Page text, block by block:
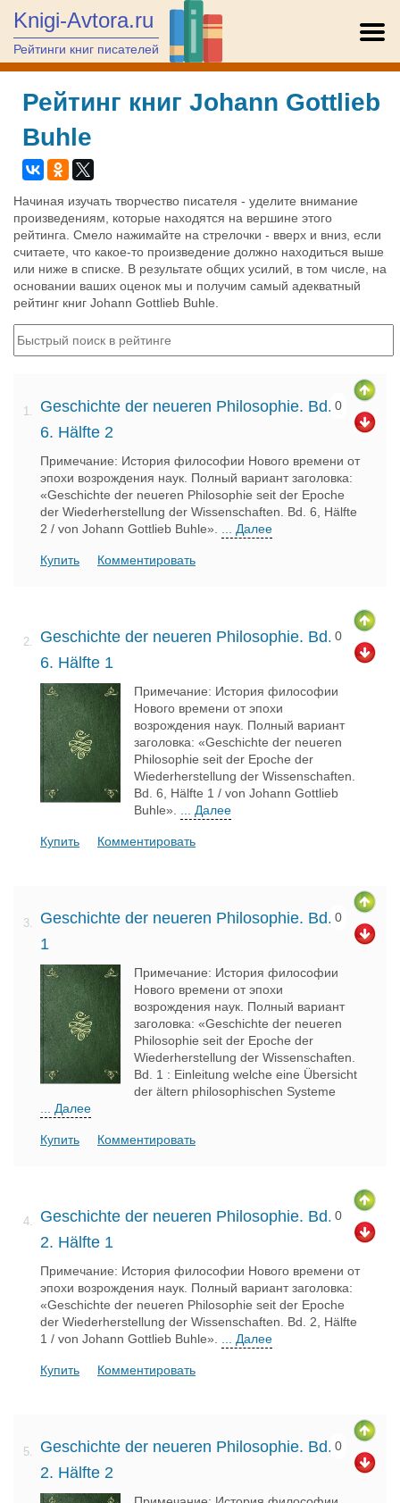
Knigi-Avtora.ru
Рейтинги книг писателей
Рейтинг книг Johann Gottlieb
Buhle
Начиная изучать творчество писателя - уделите внимание
произведениям, которые находятся на вершине этого
рейтинга. Смело нажимайте на стрелочки - вверх и вниз, если
считаете, что какое-то произведение должно находиться выше
или ниже в списке. В результате общих усилий, в том числе, на
основании ваших оценок мы и получим самый адекватный
рейтинг книг Johann Gottlieb Buhle.
1.
Geschichte der neueren Philosophie. Bd.
6. Hälfte 2
0
Примечание: История философии Нового времени от
эпохи возрождения наук. Полный вариант заголовка:
«Geschichte der neueren Philosophie seit der Epoche
der Wiederherstellung der Wissenschaften. Bd. 6, Hälfte
2 / von Johann Gottlieb Buhle».
... Далее
Купить Комментировать
2.
Geschichte der neueren Philosophie. Bd.
6. Hälfte 1
0
Примечание: История философии
Нового времени от эпохи
возрождения наук. Полный вариант
заголовка: «Geschichte der neueren
Philosophie seit der Epoche der
Wiederherstellung der Wissenschaften.
Bd. 6, Hälfte 1 / von Johann Gottlieb
Buhle».
... Далее
Купить Комментировать
3.
Geschichte der neueren Philosophie. Bd.
1
0
Примечание: История философии
Нового времени от эпохи
возрождения наук. Полный вариант
заголовка: «Geschichte der neueren
Philosophie seit der Epoche der
Wiederherstellung der Wissenschaften.
Bd. 1 : Einleitung welche eine Übersicht
der ältern philosophischen Systeme
... Далее
Купить Комментировать
4.
Geschichte der neueren Philosophie. Bd.
2. Hälfte 1
0
Примечание: История философии Нового времени от
эпохи возрождения наук. Полный вариант заголовка:
«Geschichte der neueren Philosophie seit der Epoche
der Wiederherstellung der Wissenschaften. Bd. 2, Hälfte
1 / von Johann Gottlieb Buhle».
... Далее
Купить Комментировать
5.
Geschichte der neueren Philosophie. Bd.
2. Hälfte 2
0